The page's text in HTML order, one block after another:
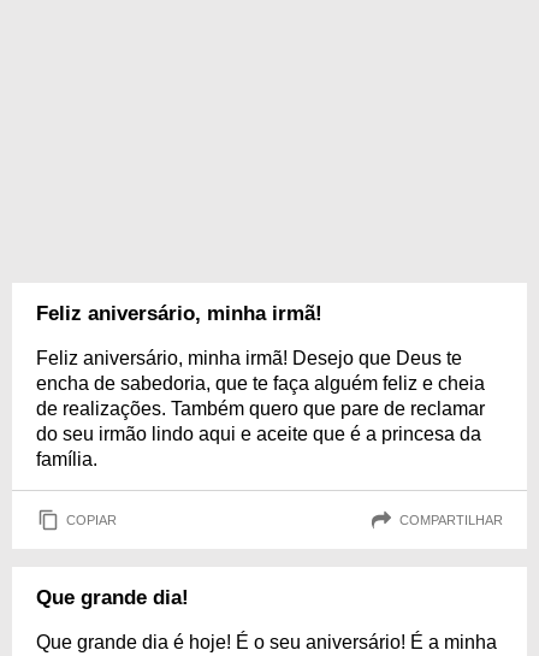
Feliz aniversário, minha irmã!
Feliz aniversário, minha irmã! Desejo que Deus te
encha de sabedoria, que te faça alguém feliz e cheia
de realizações. Também quero que pare de reclamar
do seu irmão lindo aqui e aceite que é a princesa da
família.
COPIAR COMPARTILHAR
Que grande dia!
Que grande dia é hoje! É o seu aniversário! É a minha